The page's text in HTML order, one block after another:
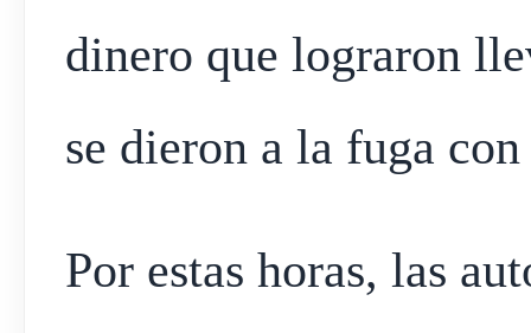
dinero que lograron
se dieron a la fuga
Por estas horas, las